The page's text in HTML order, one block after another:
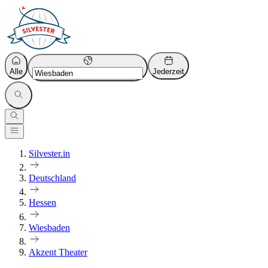
Alle Jederzeit
Silvester.in
Deutschland
Hessen
Wiesbaden
Akzent Theater